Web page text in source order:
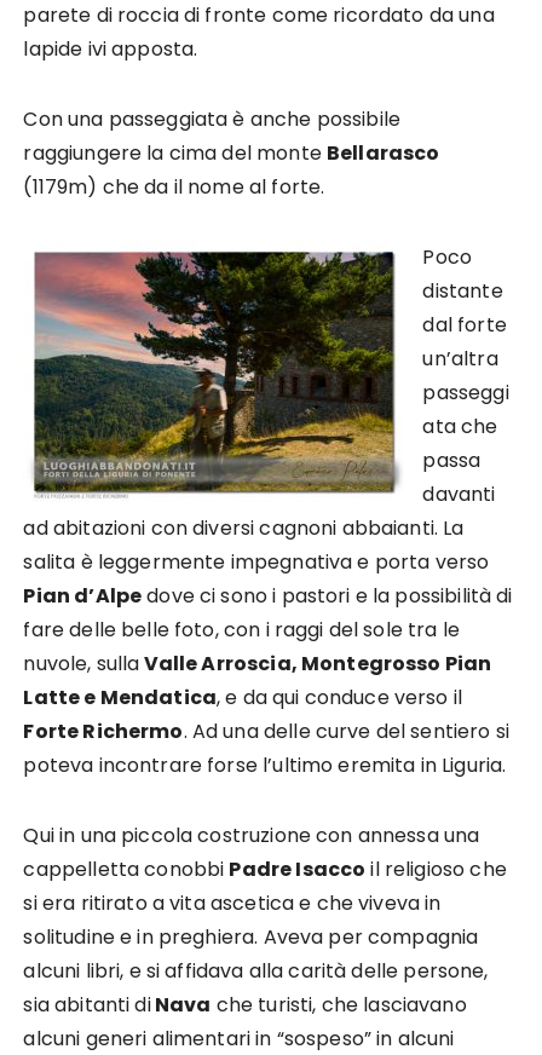
parete di roccia di fronte come ricordato da una
lapide ivi apposta.
Con una passeggiata è anche possibile
raggiungere la cima del monte Bellarasco
(1179m) che da il nome al forte.
Poco
distante
dal forte
un’altra
passeggi
ata che
passa
davanti
ad abitazioni con diversi cagnoni abbaianti. La
salita è leggermente impegnativa e porta verso
Pian d’Alpedove ci sono i pastori e la possibilità di
fare delle belle foto, con i raggi del sole tra le
nuvole, sullaValle Arroscia, Montegrosso Pian
Latte e Mendatica, e da qui conduce verso il
Forte Richermo. Ad una delle curve del sentiero si
poteva incontrare forse l’ultimo eremita in Liguria.
Qui in una piccola costruzione con annessa una
cappelletta conobbi Padre Isacco il religioso che
si era ritirato a vita ascetica e che viveva in
solitudine e in preghiera. Aveva per compagnia
alcuni libri, e si affidava alla carità delle persone,
sia abitanti diNava che turisti, che lasciavano
alcuni generi alimentari in “sospeso” in alcuni